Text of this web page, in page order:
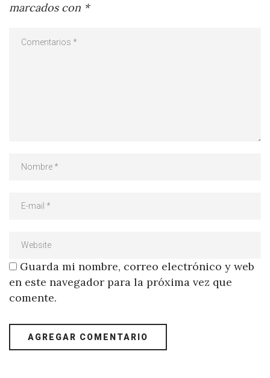
marcados con *
Guarda mi nombre, correo electrónico y web
en este navegador para la próxima vez que
comente.